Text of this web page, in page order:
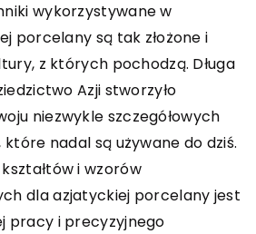
wykorzystywane w
porcelany są tak złożone i
z których pochodzą. Długa
Azji stworzyło
niezwykle szczegółowych
nadal są używane do dziś.
i wzorów
dla azjatyckiej porcelany jest
pracy i precyzyjnego